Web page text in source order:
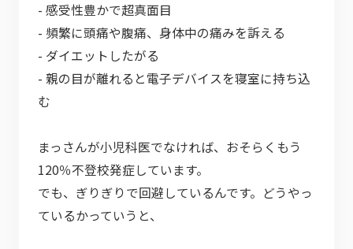
- 感受性豊かで超真面目
- 頻繁に頭痛や腹痛、身体中の痛みを訴える
- ダイエットしたがる
- 親の目が離れると電子デバイスを寝室に持ち込
む
まっさんが小児科医でなければ、おそらくもう
120％不登校発症しています。
でも、ぎりぎりで回避しているんです。どうやっ
ているかっていうと、